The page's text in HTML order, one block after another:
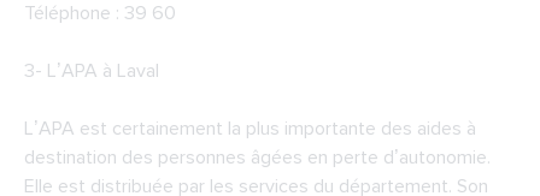
Téléphone : 39 60
3- L’APA à Laval
L’APA est certainement la plus importante des aides à
destination des personnes âgées en perte d’autonomie.
Elle est distribuée par les services du département. Son